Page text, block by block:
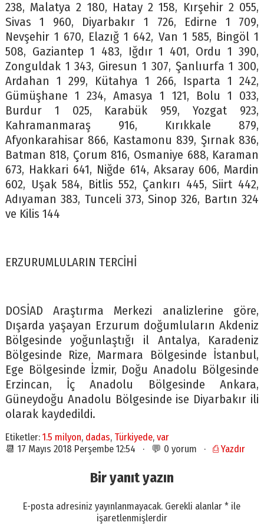
238, Malatya 2 180, Hatay 2 158, Kırşehir 2 055,
Sivas 1 960, Diyarbakır 1 726, Edirne 1 709,
Nevşehir 1 670, Elazığ 1 642, Van 1 585, Bingöl 1
508, Gaziantep 1 483, Iğdır 1 401, Ordu 1 390,
Zonguldak 1 343, Giresun 1 307, Şanlıurfa 1 300,
Ardahan 1 299, Kütahya 1 266, Isparta 1 242,
Gümüşhane 1 234, Amasya 1 121, Bolu 1 033,
Burdur 1 025, Karabük 959, Yozgat 923,
Kahramanmaraş 916, Kırıkkale 879,
Afyonkarahisar 866, Kastamonu 839, Şırnak 836,
Batman 818, Çorum 816, Osmaniye 688, Karaman
673, Hakkari 641, Niğde 614, Aksaray 606, Mardin
602, Uşak 584, Bitlis 552, Çankırı 445, Siirt 442,
Adıyaman 383, Tunceli 373, Sinop 326, Bartın 324
ve Kilis 144
ERZURUMLULARIN TERCİHİ
DOSİAD Araştırma Merkezi analizlerine göre,
Dışarda yaşayan Erzurum doğumluların Akdeniz
Bölgesinde yoğunlaştığı il Antalya, Karadeniz
Bölgesinde Rize, Marmara Bölgesinde İstanbul,
Ege Bölgesinde İzmir, Doğu Anadolu Bölgesinde
Erzincan, İç Anadolu Bölgesinde Ankara,
Güneydoğu Anadolu Bölgesinde ise Diyarbakır ili
olarak kaydedildi.
Etiketler: 1.5 milyon, dadas, Türkiyede, var
📆 17 Mayıs 2018 Perşembe 12:54 · 💬 0 yorum · ⎙ Yazdır
Bir yanıt yazın
E-posta adresiniz yayınlanmayacak. Gerekli alanlar* ile
işaretlenmişlerdir